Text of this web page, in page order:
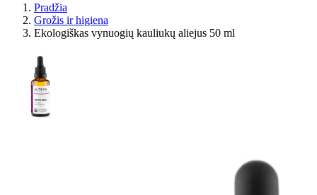
Pradžia
Grožis ir higiena
Ekologiškas vynuogių kauliukų aliejus 50 ml